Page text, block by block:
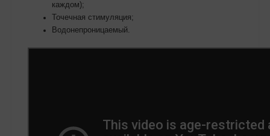
каждом);
Точечная стимуляция;
Водонепроницаемый.